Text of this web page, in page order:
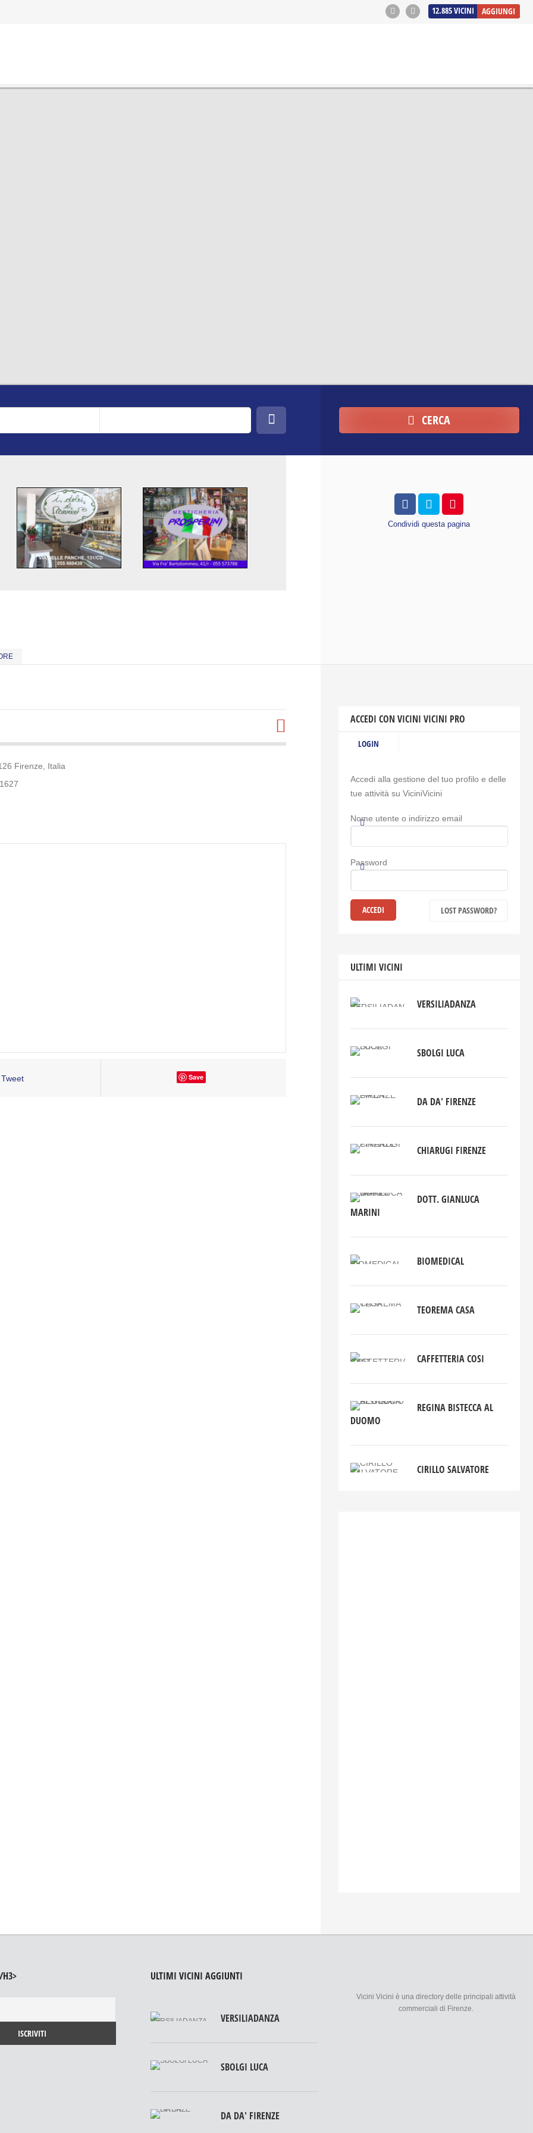
12.885VICINI AGGIUNGI
CERCA
Condividi questa pagina
Firenze, Italia
Tweet Save
ACCEDI CON VICINI VICINI PRO
LOGIN
Accedi alla gestione del tuo profilo e delle
tue attività su ViciniVicini
Nome utente o indirizzo email
Password
LOST PASSWORD?
ULTIMI VICINI
VERSILIADANZA
SBOLGI LUCA
DA DA' FIRENZE
CHIARUGI FIRENZE
DOTT. GIANLUCA
MARINI
BIOMEDICAL
TEOREMA CASA
CAFFETTERIA COSI
REGINA BISTECCA AL
DUOMO
CIRILLO SALVATORE
H3> ULTIMI VICINI AGGIUNTI
VERSILIADANZA
SBOLGI LUCA
DA DA' FIRENZE
Vicini Vicini è una directory delle principali attività
commerciali di Firenze.